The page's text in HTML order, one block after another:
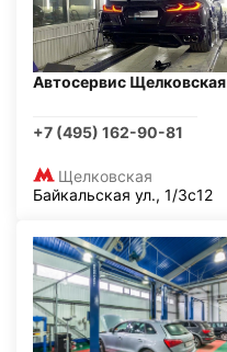
Автосервис Щелковская
+7 (495) 162-90-81
Щелковская
Байкальская ул., 1/3с12